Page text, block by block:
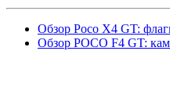
Обзор Poco X4 GT:
Обзор POCO F4 GT: